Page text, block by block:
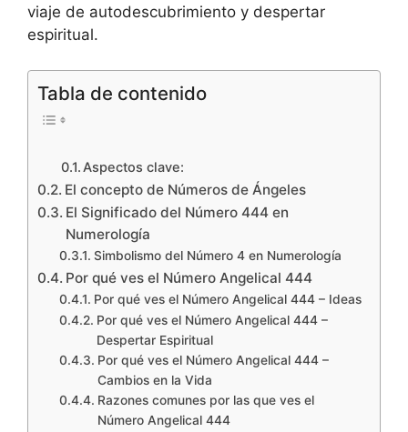
viaje de autodescubrimiento y despertar
espiritual.
Tabla de contenido
Aspectos clave:
El concepto de Números de Ángeles
El Significado del Número 444 en
Numerología
Simbolismo del Número 4 en Numerología
Por qué ves el Número Angelical 444
Por qué ves el Número Angelical 444 – Ideas
Por qué ves el Número Angelical 444 –
Despertar Espiritual
Por qué ves el Número Angelical 444 –
Cambios en la Vida
Razones comunes por las que ves el
Número Angelical 444